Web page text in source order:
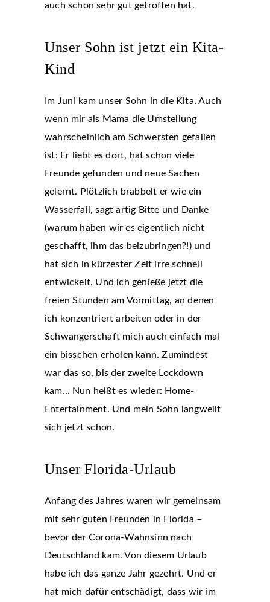
auch schon sehr gut getroffen hat.
Unser Sohn ist jetzt ein Kita-
Kind
Im Juni kam unser Sohn in die Kita. Auch
wenn mir als Mama die Umstellung
wahrscheinlich am Schwersten gefallen
ist: Er liebt es dort, hat schon viele
Freunde gefunden und neue Sachen
gelernt. Plötzlich brabbelt er wie ein
Wasserfall, sagt artig Bitte und Danke
(warum haben wir es eigentlich nicht
geschafft, ihm das beizubringen?!) und
hat sich in kürzester Zeit irre schnell
entwickelt. Und ich genieße jetzt die
freien Stunden am Vormittag, an denen
ich konzentriert arbeiten oder in der
Schwangerschaft mich auch einfach mal
ein bisschen erholen kann. Zumindest
war das so, bis der zweite Lockdown
kam… Nun heißt es wieder: Home-
Entertainment. Und mein Sohn langweilt
sich jetzt schon.
Unser Florida-Urlaub
Anfang des Jahres waren wir gemeinsam
mit sehr guten Freunden in Florida –
bevor der Corona-Wahnsinn nach
Deutschland kam. Von diesem Urlaub
habe ich das ganze Jahr gezehrt. Und er
hat mich dafür entschädigt, dass wir im